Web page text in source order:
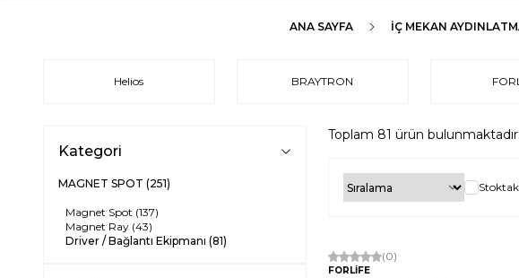
ANA SAYFA İÇ MEKAN
Helios BRAYTRON
Kategori
MAGNET SPOT (251)
Magnet Spot (137)
Magnet Ray (43)
Driver / Bağlantı Ekipmanı (81)
Toplam 81 ürün bulunmaktadır.
(0)
FORLİFE